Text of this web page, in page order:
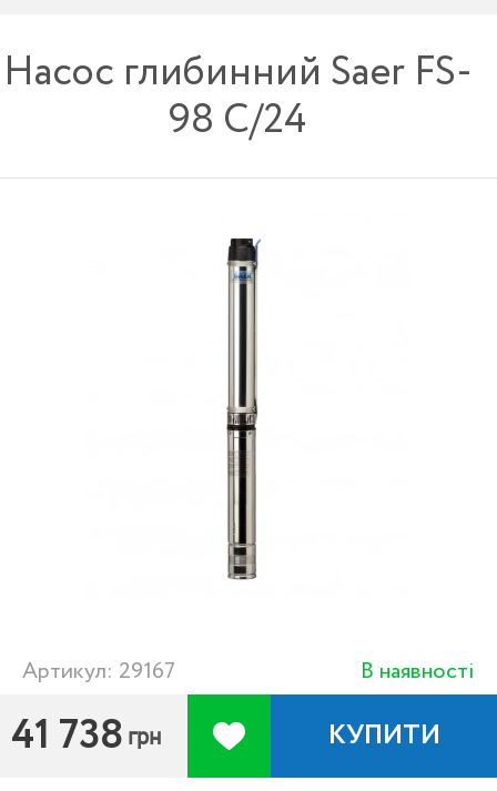
Насос глибинний Saer FS-
98 C/24
Артикул: 29167 В наявності
41 738 грн КУПИТИ